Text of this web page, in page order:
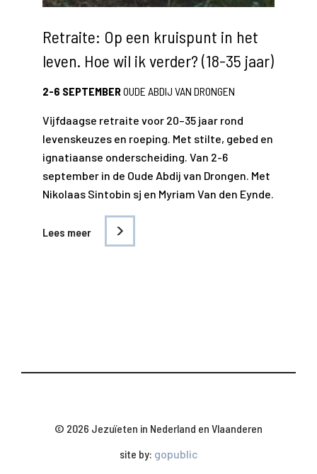
Retraite: Op een kruispunt in het
leven. Hoe wil ik verder? (18-35 jaar)
2-6 SEPTEMBEROUDE ABDIJ VAN DRONGEN
Vijfdaagse retraite voor 20–35 jaar rond
levenskeuzes en roeping. Met stilte, gebed en
ignatiaanse onderscheiding. Van 2-6
september in de Oude Abdij van Drongen. Met
Nikolaas Sintobin sj en Myriam Van den Eynde.
Lees meer
© 2026 Jezuïeten in Nederland en Vlaanderen
site by: gopublic